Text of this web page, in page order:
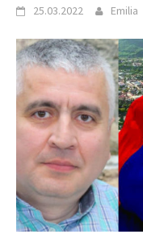
25.03.2022 Emilia